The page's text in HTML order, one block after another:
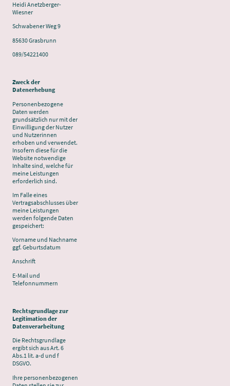
Heidi Anetzberger-
Wiesner
Schwabener Weg 9
85630 Grasbrunn
089/54221400
Zweck der
Datenerhebung
Personenbezogene
Daten werden
grundsätzlich nur mit der
Einwilligung der Nutzer
und Nutzerinnen
erhoben und verwendet.
Insofern diese für die
Website notwendige
Inhalte sind, welche für
meine Leistungen
erforderlich sind.
Im Falle eines
Vertragsabschlusses über
meine Leistungen
werden folgende Daten
gespeichert:
Vorname und Nachname
ggf. Geburtsdatum
Anschrift
E-Mail und
Telefonnummern
Rechtsgrundlage zur
Legitimation der
Datenverarbeitung
Die Rechtsgrundlage
ergibt sich aus Art. 6
Abs.1 lit. a-d und f
DSGVO.
Ihre personenbezogenen